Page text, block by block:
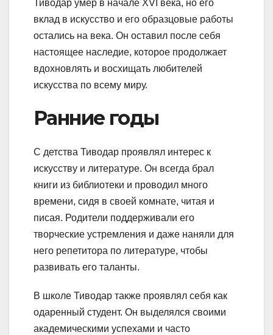
Тиводар умер в начале XVI века, но его
вклад в искусство и его образцовые работы
остались на века. Он оставил после себя
настоящее наследие, которое продолжает
вдохновлять и восхищать любителей
искусства по всему миру.
Ранние годы
С детства Тиводар проявлял интерес к
искусству и литературе. Он всегда брал
книги из библиотеки и проводил много
времени, сидя в своей комнате, читая и
писая. Родители поддерживали его
творческие устремления и даже наняли для
него репетитора по литературе, чтобы
развивать его таланты.
В школе Тиводар также проявлял себя как
одаренный студент. Он выделялся своими
академическими успехами и часто